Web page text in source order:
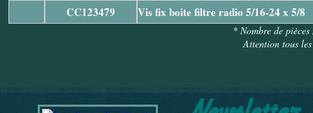
CC123479
Vis fix boite filtre radio 5/16-24 x 5/8
* Nombre de
Attention tous